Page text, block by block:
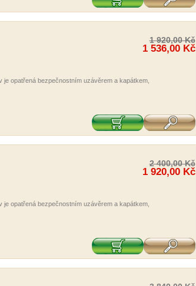
1 920,00 Kč
1 536,00 Kč
opatřená bezpečnostním uzávěrem a kapátkem,
2 400,00 Kč
1 920,00 Kč
opatřená bezpečnostním uzávěrem a kapátkem,